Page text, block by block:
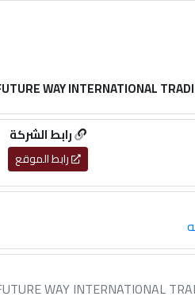
رابط الشركة
رابط الموقع